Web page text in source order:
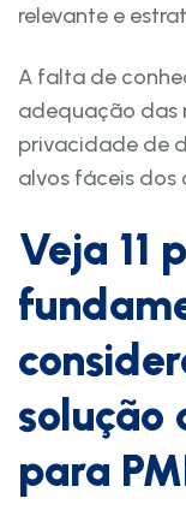
relevante e
A falta de
adequação das
privacidade de
alvos fáceis dos
Veja 11
solução
para